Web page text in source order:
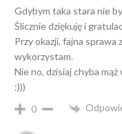
Gdybym taka stara nie
Ślicznie dziękuję i
Przy okazji, fajna sprawa
wykorzystam.
Nie no, dzisiaj chyba
:)))
0